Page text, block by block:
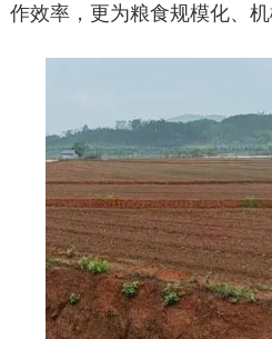
作效率，更为粮食规模化、机